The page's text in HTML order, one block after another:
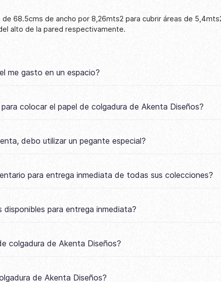
68.5cms de ancho por 8,26mts2 para cubrir áreas de
alto de la pared respectivamente.
me gasto en un espacio?
colocar el papel de colgadura de Akenta Diseños?
debo utilizar un pegante especial?
para entrega inmediata de todas sus colecciones?
para entrega inmediata?
colgadura de Akenta Diseños?
de Akenta Diseños?